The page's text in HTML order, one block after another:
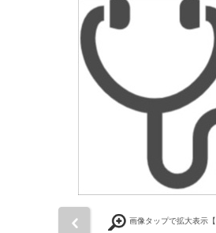
画像タップで拡大表示【